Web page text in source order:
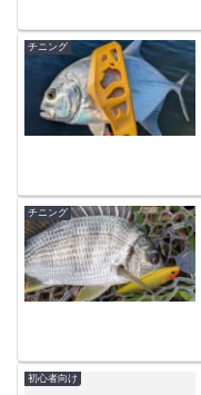
チニング
チニング
初心者向け